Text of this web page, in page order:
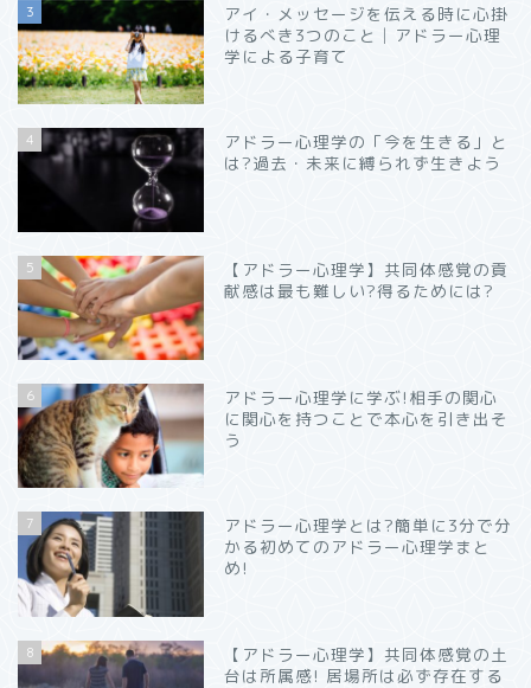
3
アイ・メッセージを伝える時に心掛
けるべき3つのこと│アドラー心理
学による子育て
4
アドラー心理学の「今を生きる」と
は?過去・未来に縛られず生きよう
5
【アドラー心理学】共同体感覚の貢
献感は最も難しい?得るためには?
6
アドラー心理学に学ぶ!相手の関心
に関心を持つことで本心を引き出そ
う
7
アドラー心理学とは?簡単に3分で分
かる初めてのアドラー心理学まと
め!
8
【アドラー心理学】共同体感覚の土
台は所属感! 居場所は必ず存在する